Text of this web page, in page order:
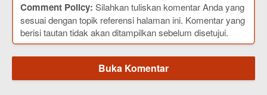
Comment Policy: Silahkan tuliskan komentar Anda yang
sesuai dengan topik referensi halaman ini. Komentar yang
berisi tautan tidak akan ditampilkan sebelum disetujui.
Buka Komentar